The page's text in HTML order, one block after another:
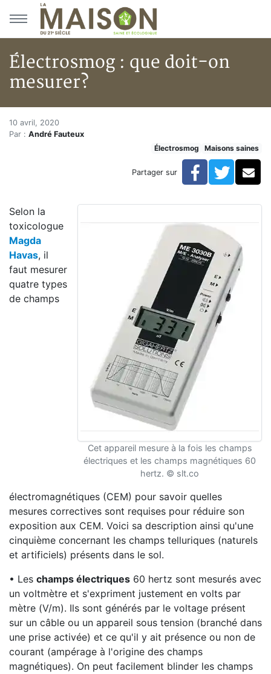
Aller au menu principal
Aller au contenu principal
Électrosmog : que doit-on
mesurer?
Accueil
Articles
Hypersensibilités environnementales
Électrosmog : que doit-on mesurer?
Électrosmog : que doit-on
10 avril, 2020
Par : André Fauteux
Électrosmog
Maisons saines
Partager sur Facebook
Cet appareil mesure à la fois les champs
électriques et les champs magnétiques 60
hertz. © slt.co
Selon la
toxicologue
Magda
Havas, il
faut mesurer
quatre types
de champs
électromagnétiques (CEM) pour savoir quelles
mesures correctives sont requises pour réduire son
exposition aux CEM. Voici sa description ainsi qu'une
cinquième concernant les champs telluriques (naturels
et artificiels) présents dans le sol.
• Les champs électriques 60 hertz sont mesurés avec
un voltmètre et s'expriment justement en volts par
mètre (V/m). Ils sont générés par le voltage présent
sur un câble ou un appareil sous tension (branché dans
une prise activée) et ce qu'il y ait présence ou non de
courant (ampérage à l'origine des champs
magnétiques). On peut facilement blinder les champs